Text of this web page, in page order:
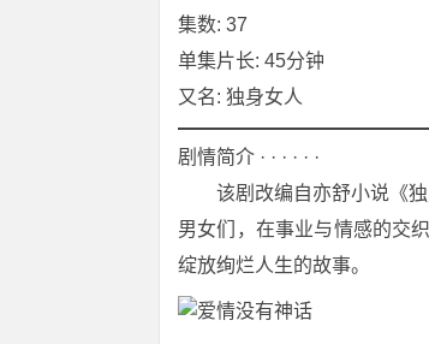
集数: 37
单集片长: 45分钟
又名: 独身女人
剧情简介 · · · · · ·
该剧改编自亦舒小说《独
男女们，在事业与情感的交
绽放绚烂人生的故事。